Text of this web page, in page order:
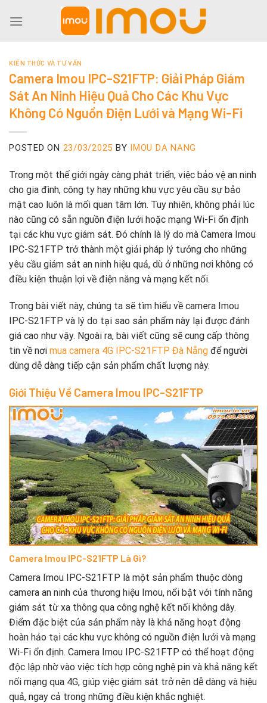
KIẾN THỨC VÀ TƯ VẤN
Camera Imou IPC-S21FTP: Giải Pháp Giám
Sát An Ninh Hiệu Quả Cho Các Khu Vực
Không Có Nguồn Điện Lưới và Mạng Wi-Fi
POSTED ON 23/03/2025 BY IMOU DA NANG
Trong một thế giới ngày càng phát triển, việc bảo vệ an ninh
cho gia đình, công ty hay những khu vực yêu cầu sự bảo
mật cao luôn là mối quan tâm lớn. Tuy nhiên, không phải lúc
nào cũng có sẵn nguồn điện lưới hoặc mạng Wi-Fi ổn định
tại các khu vực giám sát. Đó chính là lý do mà Camera Imou
IPC-S21FTP trở thành một giải pháp lý tưởng cho những
yêu cầu giám sát an ninh hiệu quả, dù ở những nơi không có
điều kiện thuận lợi về điện năng và mạng kết nối.
Trong bài viết này, chúng ta sẽ tìm hiểu về camera Imou
IPC-S21FTP và lý do tại sao sản phẩm này lại được đánh
giá cao như vậy. Ngoài ra, bài viết cũng sẽ cung cấp thông
tin về nơi mua camera 4G IPC-S21FTP Đà Nẵng để người
dùng dễ dàng tiếp cận sản phẩm chất lượng này.
Giới Thiệu Về Camera Imou IPC-S21FTP
Camera Imou IPC-S21FTP Là Gì?
Camera Imou IPC-S21FTP là một sản phẩm thuộc dòng
camera an ninh của thương hiệu Imou, nổi bật với tính năng
giám sát từ xa thông qua công nghệ kết nối không dây.
Điểm đặc biệt của sản phẩm này là khả năng hoạt động
hoàn hảo tại các khu vực không có nguồn điện lưới và mạng
Wi-Fi ổn định. Camera Imou IPC-S21FTP có thể hoạt động
độc lập nhờ vào việc tích hợp công nghệ pin và khả năng kết
nối mạng qua 4G, giúp việc giám sát trở nên dễ dàng và hiệu
quả, ngay cả trong những điều kiện khắc nghiệt.